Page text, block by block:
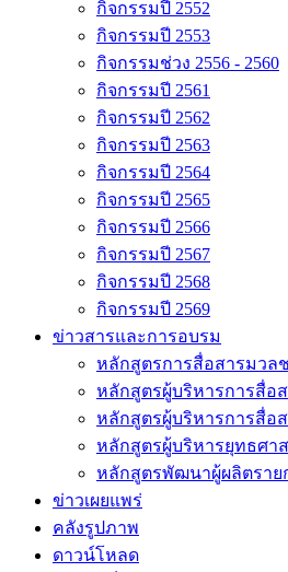
กิจกรรมปี 2552
กิจกรรมปี 2553
กิจกรรมช่วง 2556 - 2560
กิจกรรมปี 2561
กิจกรรมปี 2562
กิจกรรมปี 2563
กิจกรรมปี 2564
กิจกรรมปี 2565
กิจกรรมปี 2566
กิจกรรมปี 2567
กิจกรรมปี 2568
กิจกรรมปี 2569
ข่าวสารและการอบรม
หลักสูตรการสื่อสารมวล
หลักสูตรผู้บริหารการสื่อ
หลักสูตรผู้บริหารการสื่อ
หลักสูตรผู้บริหารยุทธศา
หลักสูตรพัฒนาผู้ผลิตรายก
ข่าวเผยแพร่
คลังรูปภาพ
ดาวน์โหลด